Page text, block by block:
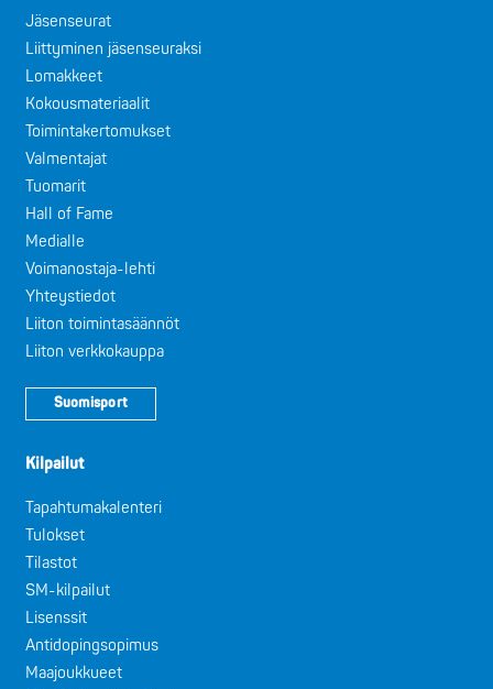
Jäsenseurat
Liittyminen jäsenseuraksi
Lomakkeet
Kokousmateriaalit
Toimintakertomukset
Valmentajat
Tuomarit
Hall of Fame
Medialle
Voimanostaja-lehti
Yhteystiedot
Liiton toimintasäännöt
Liiton verkkokauppa
Suomisport
Kilpailut
Tapahtumakalenteri
Tulokset
Tilastot
SM-kilpailut
Lisenssit
Antidopingsopimus
Maajoukkueet